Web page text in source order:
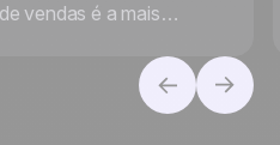
vendas é a mais
a gestão de contatos.